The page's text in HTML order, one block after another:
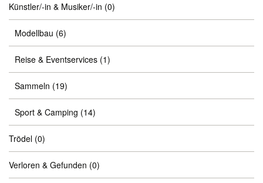
Künstler/-in & Musiker/-in (0)
Modellbau (6)
Reise & Eventservices (1)
Sammeln (19)
Sport & Camping (14)
Trödel (0)
Verloren & Gefunden (0)